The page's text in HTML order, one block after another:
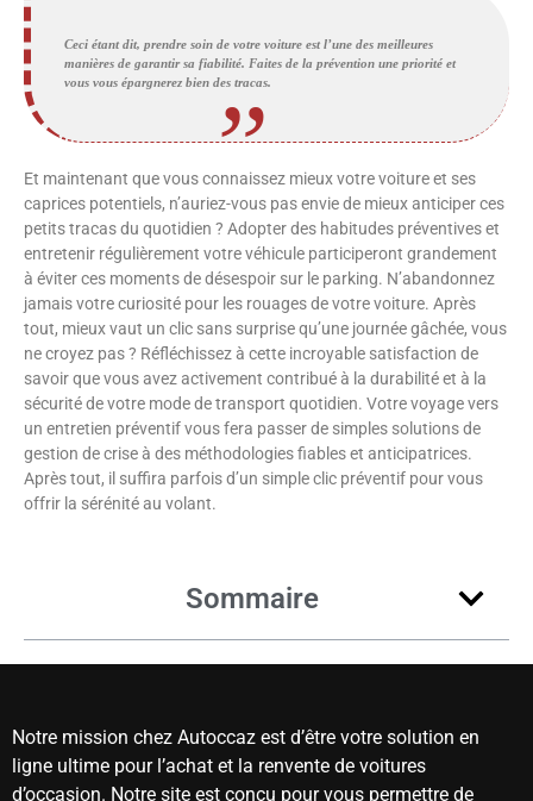
Ceci étant dit, prendre soin de votre voiture est l’une des meilleures
manières de garantir sa fiabilité. Faites de la prévention une priorité et
vous vous épargnerez bien des tracas.
Et maintenant que vous connaissez mieux votre voiture et ses
caprices potentiels, n’auriez-vous pas envie de mieux anticiper ces
petits tracas du quotidien ? Adopter des habitudes préventives et
entretenir régulièrement votre véhicule participeront grandement
à éviter ces moments de désespoir sur le parking. N’abandonnez
jamais votre curiosité pour les rouages de votre voiture. Après
tout, mieux vaut un clic sans surprise qu’une journée gâchée, vous
ne croyez pas ? Réfléchissez à cette incroyable satisfaction de
savoir que vous avez activement contribué à la durabilité et à la
sécurité de votre mode de transport quotidien. Votre voyage vers
un entretien préventif vous fera passer de simples solutions de
gestion de crise à des méthodologies fiables et anticipatrices.
Après tout, il suffira parfois d’un simple clic préventif pour vous
offrir la sérénité au volant.
Sommaire
Notre mission chez Autoccaz est d’être votre solution en
ligne ultime pour l’achat et la renvente de voitures
d’occasion. Notre site est conçu pour vous permettre de